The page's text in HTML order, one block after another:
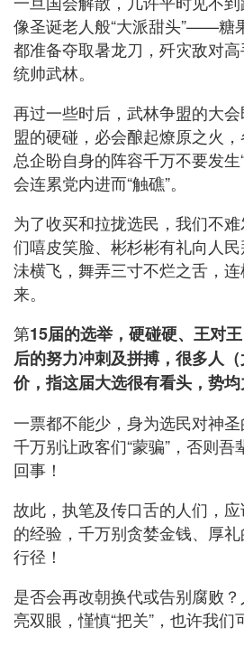
像圣诞老人般“大派甜头”——糖
都准备夺取暑龙刀，歼灾敌对高
统帅武林。
再过一些时后，武林争盟的大
盟的硬碰，必会酿起燎原之火
总企盼自身的阵容千万不要发生
会连累党内进而“触礁”。
为了收买和拉拢选民，我们不难
们嘻皮笑脸、彬杉彬有礼向人
沬横飞，舞弄三寸不烂之舌，
来。
第15届的选举，硬碰硬、王对
后的努力冲刺及拼搏，很多人
价，指这届大选很有看头，势均
一票都不能少，身为选民对神圣
千万别让政客们“蒙骗”，否则
回事！
故此，执笔及传口舌的人们，应
的经验，千万别贪婪金钱、厚
行径！
是否会再改朝换代或告别腐败
亮双眼，慬慎“把关”，也许我们